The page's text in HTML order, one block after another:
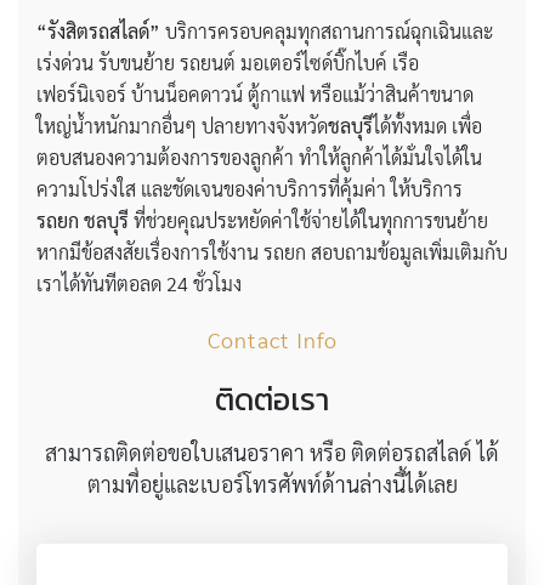
“รังสิตรถสไลด์” บริการครอบคลุมทุกสถานการณ์ฉุกเฉินและ
เร่งด่วน รับขนย้าย รถยนต์ มอเตอร์ไซด์บิ๊กไบค์ เรือ
เฟอร์นิเจอร์ บ้านน็อคดาวน์ ตู้กาแฟ หรือแม้ว่าสินค้าขนาด
ใหญ่น้ำหนักมากอื่นๆ ปลายทางจังหวัดชลบุรีได้ทั้งหมด เพื่อ
ตอบสนองความต้องการของลูกค้า ทำให้ลูกค้าได้มั่นใจได้ใน
ความโปร่งใส และชัดเจนของค่าบริการที่คุ้มค่า ให้บริการ
รถยก ชลบุรี ที่ช่วยคุณประหยัดค่าใช้จ่ายได้ในทุกการขนย้าย
หากมีข้อสงสัยเรื่องการใช้งาน รถยก สอบถามข้อมูลเพิ่มเติมกับ
เราได้ทันทีตอลด 24 ชั่วโมง
Contact Info
ติดต่อเรา
สามารถติดต่อขอใบเสนอราคา หรือ ติดต่อรถสไลด์ ได้
ตามที่อยู่และเบอร์โทรศัพท์ด้านล่างนี้ได้เลย